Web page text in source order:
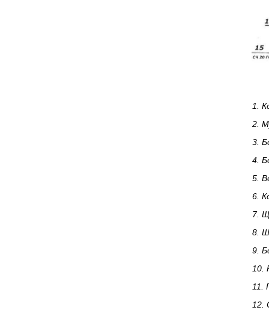
1.
2.
3.
4.
5.
6.
7.
8.
9.
10.
11.
12.